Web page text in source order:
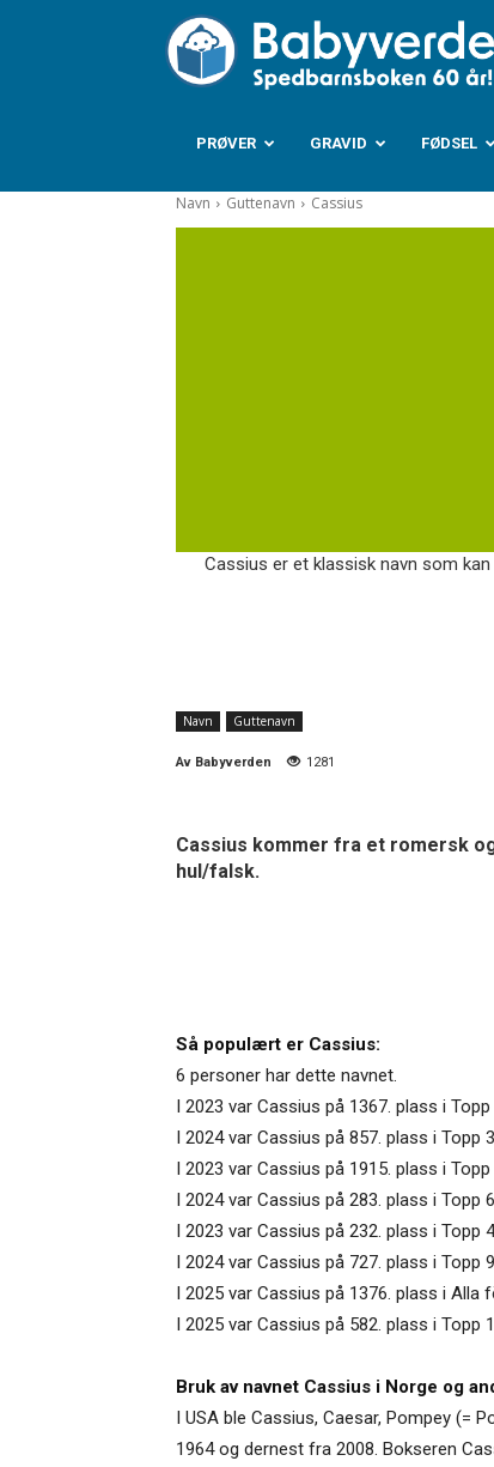
PRØVER GRAVID FØDSEL
Navn Guttenavn Cassius
Cassius er et klassisk navn som
Navn Guttenavn
Av Babyverden 1281
Cassius kommer fra et romersk
hul/falsk.
Så populært er Cassius:
6 personer har dette navnet.
I 2023 var Cassius på 1367. plass i
I 2024 var Cassius på 857. plass i Topp
I 2023 var Cassius på 1915. plass i
I 2024 var Cassius på 283. plass i Topp
I 2023 var Cassius på 232. plass i Topp
I 2024 var Cassius på 727. plass i Topp
I 2025 var Cassius på 1376. plass i Alla
I 2025 var Cassius på 582. plass i Topp
Bruk av navnet Cassius i Norge og
I USA ble Cassius, Caesar, Pompey (=
1964 og dernest fra 2008. Bokseren